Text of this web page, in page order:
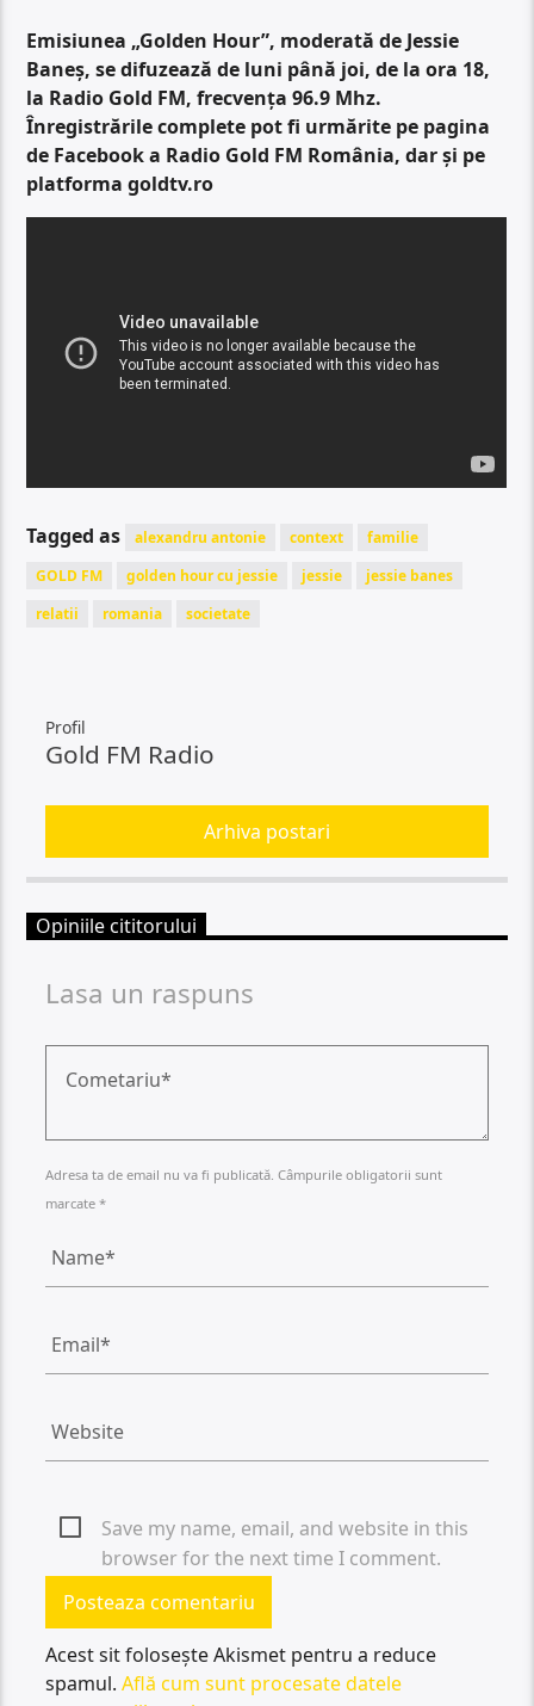
Emisiunea „Golden Hour”, moderată de Jessie
Baneș, se difuzează de luni până joi, de la ora 18,
la Radio Gold FM, frecvența 96.9 Mhz.
Înregistrările complete pot fi urmărite pe pagina
de Facebook a Radio Gold FM România, dar și pe
platforma goldtv.ro
Tagged as alexandru antonie context
familie
GOLD FM
golden hour cu jessie jessie
jessie banes
relatii
romania societate
Profil
Gold FM Radio
Arhiva postari
Opiniile cititorului
Lasa un raspuns
Adresa ta de email nu va fi publicată. Câmpurile obligatorii sunt
marcate *
Save my name, email, and website in this
browser for the next time I comment.
Acest sit folosește Akismet pentru a reduce
spamul.Află cum sunt procesate datele